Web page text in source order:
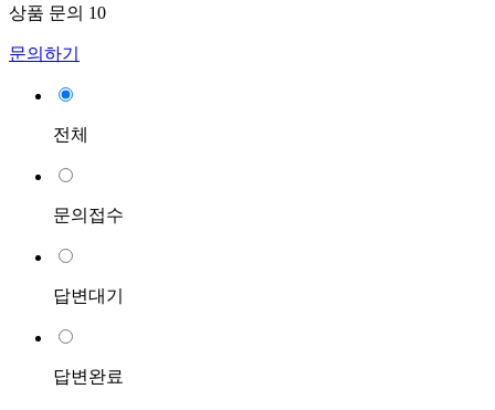
상품 문의 10
문의하기
전체
문의접수
답변대기
답변완료